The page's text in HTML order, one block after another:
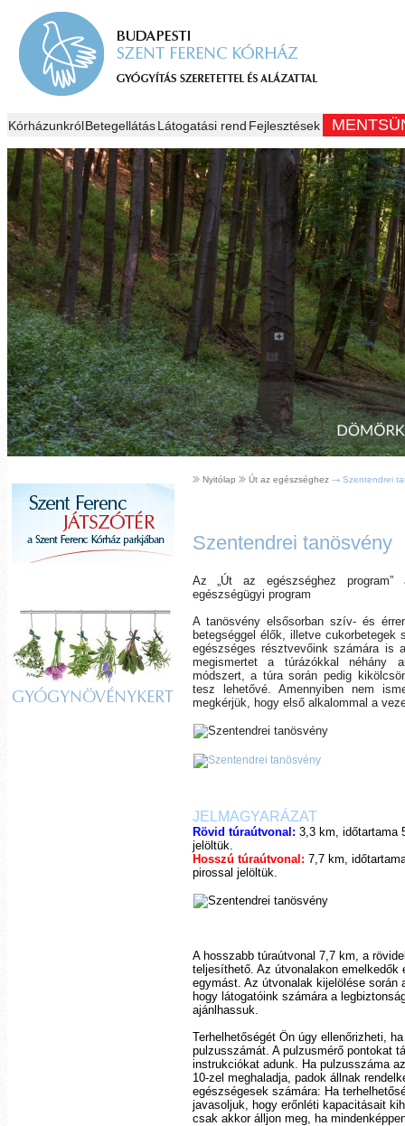
KórházunkrólBetegellátásLátogatási rend Fejlesztések
GYÓGYNÖVÉNYKERT
Nyitólap Út az egészséghez Szentendrei
Szentendrei tanösvény
Az „Út az egészséghez
egészségügyi program
A tanösvény elsősorban szív- és
betegséggel élők, illetve cukorbetegek
egészséges résztvevőink számára is
megismertet a túrázókkal néhány
módszert, a túra során pedig
tesz lehetővé. Amennyiben nem
megkérjük, hogy első alkalommal a
JELMAGYARÁZAT
Rövid túraútvonal: 3,3 km, időtartama
jelöltük.
Hosszú túraútvonal: 7,7 km,
pirossal jelöltük.
A hosszabb túraútvonal 7,7 km, a
teljesíthető. Az útvonalakon
egymást. Az útvonalak kijelölése során
hogy látogatóink számára a
ajánlhassuk.
Terhelhetőségét Ön úgy ellenőrizheti,
pulzusszámát. A pulzusmérő pontokat
instrukciókat adunk. Ha pulzusszáma
10-zel meghaladja, padok állnak
egészségesek számára: Ha
javasoljuk, hogy erőnléti kapacitásait
csak akkor álljon meg, ha